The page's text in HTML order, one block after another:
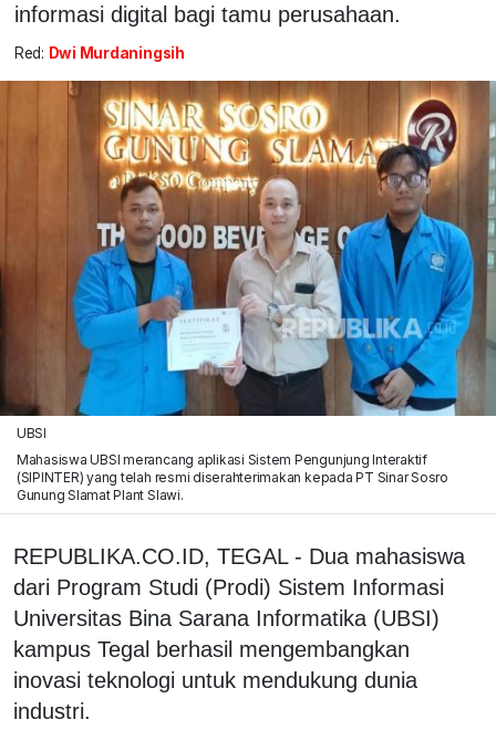
informasi digital bagi tamu perusahaan.
Red: Dwi Murdaningsih
UBSI
Mahasiswa UBSI merancang aplikasi Sistem Pengunjung Interaktif
(SIPINTER) yang telah resmi diserahterimakan kepada PT Sinar Sosro
Gunung Slamat Plant Slawi.
REPUBLIKA.CO.ID, TEGAL - Dua mahasiswa
dari Program Studi (Prodi) Sistem Informasi
Universitas Bina Sarana Informatika (UBSI)
kampus Tegal berhasil mengembangkan
inovasi teknologi untuk mendukung dunia
industri.